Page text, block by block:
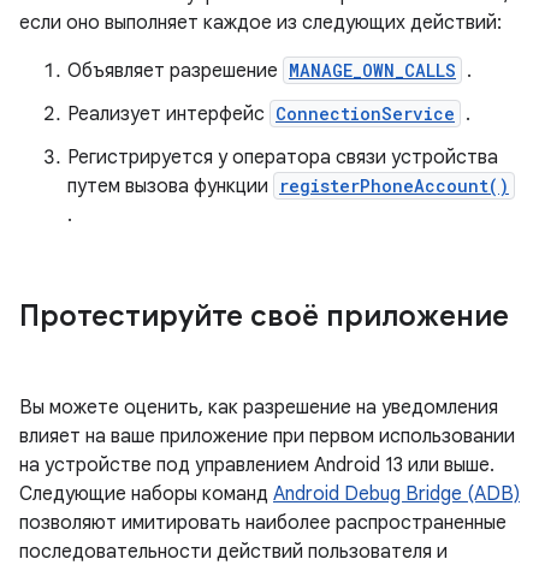
если оно выполняет каждое из следующих действий:
Объявляет разрешение MANAGE_OWN_CALLS .
Реализует интерфейс ConnectionService .
Регистрируется у оператора связи устройства
путем вызова функции
registerPhoneAccount()
.
Протестируйте своё приложение
Вы можете оценить, как разрешение на уведомления
влияет на ваше приложение при первом использовании
на устройстве под управлением Android 13 или выше.
Следующие наборы команд Android Debug Bridge (ADB)
позволяют имитировать наиболее распространенные
последовательности действий пользователя и